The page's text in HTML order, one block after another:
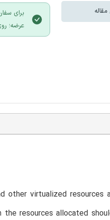
برای
عرضه؛
other virtualized resources
resources allocated